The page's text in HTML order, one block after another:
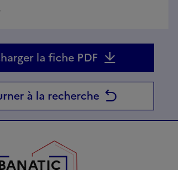
la fiche PDF
à la recherche
ANATIC